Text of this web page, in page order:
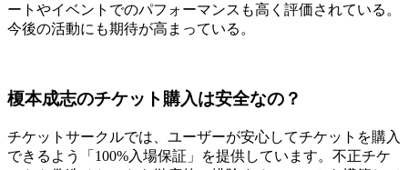
ートやイベントでのパフォーマンスも高く評価されている。
今後の活動にも期待が高まっている。
榎本成志のチケット購入は安全なの？
チケットサークルでは、ユーザーが安心してチケットを購入
できるよう「100%入場保証」を提供しています。不正チケ